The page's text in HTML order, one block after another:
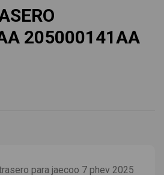
205000141AA
para jaecoo 7 phev 2025